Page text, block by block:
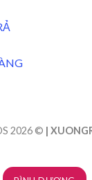
2026 © |